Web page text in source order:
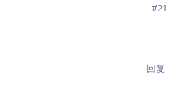
#21
回复